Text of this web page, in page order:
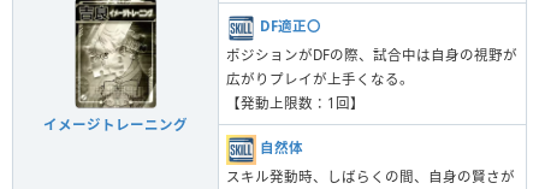
イメージトレーニング
DF適正〇
ポジションがDFの際、試合中は自身の視野が
広がりプレイが上手くなる。
【発動上限数：1回】
自然体
スキル発動時、しばらくの間、自身の賢さが